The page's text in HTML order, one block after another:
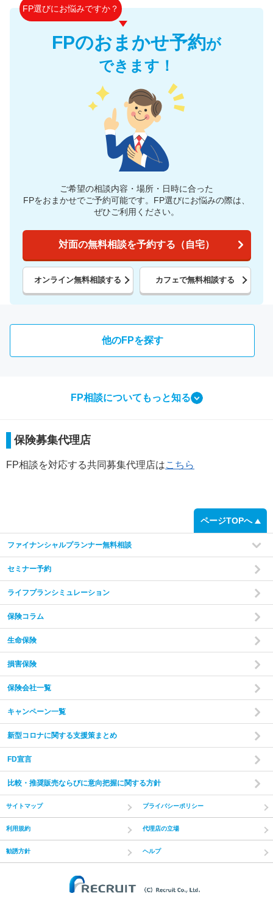
FP選びにお悩みですか？
FPのおまかせ予約が
できます！
ご希望の相談内容・場所・日時に合った
FPをおまかせでご予約可能です。 FP選びにお悩みの際は、
ぜひご利用ください。
対面の無料相談を予約する（自宅）
オンライン無料相談する カフェで無料相談する
他のFPを探す
FP相談についてもっと知る
相談ってなにをするの？
FP相談で行う3つのこと
あなたやご家族の状況やご希望をお伺いいたします。
の収入・支出・貯蓄の状況から、家計のバランスを把握し
た上で診断を行います。
2
未来のライフプランを作成
お伺いした内容をもとに、今後の長期キャッシュフローを
算出し、あなたにあった未来のライフプランをご提案いた
保険募集代理店
FP相談を対応する共同募集代理店はこちら
ページTOPへ
ファイナンシャルプランナー無料相談
セミナー予約
ライフプランシミュレーション
保険コラム
生命保険
損害保険
保険会社一覧
キャンペーン一覧
新型コロナに関する支援策まとめ
FD宣言
比較・推奨販売ならびに意向把握に関する方針
サイトマップ プライバシーポリシー
利用規約 代理店の立場
勧誘方針 ヘルプ